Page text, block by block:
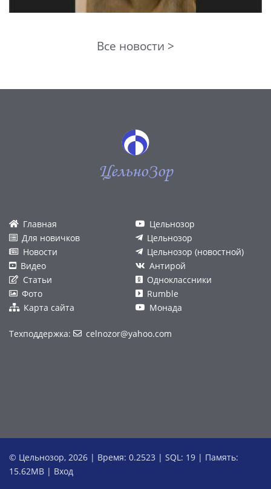
Все новости >
ЦельноЗор
Главная
Для новичков
Новости
Видео
Статьи
Фото
Карта сайта
Цельнозор
Цельнозор
Цельнозор (новостной)
Антирой
Одноклассники
Rumble
Монада
Техподдержка: celnozor@yahoo.com
© Цельнозор, 2026 | Время: 0.2523 | SQL: 19 | Память:
15.62MB | Вход